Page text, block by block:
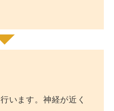
います。神経が近く